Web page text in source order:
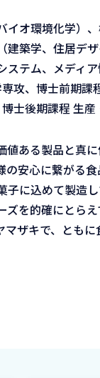
オ環境化学）
築学、住居デ
テム、メディ
攻、博士前期課
士後期課程 生
ある製品と真
安心に繋がる
に込めて製造
を的確にとら
ザキで、ともに